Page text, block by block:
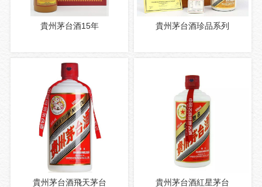
貴州茅台酒15年 貴州茅台酒珍品系列
貴州茅台酒飛天茅台 貴州茅台酒紅星茅台